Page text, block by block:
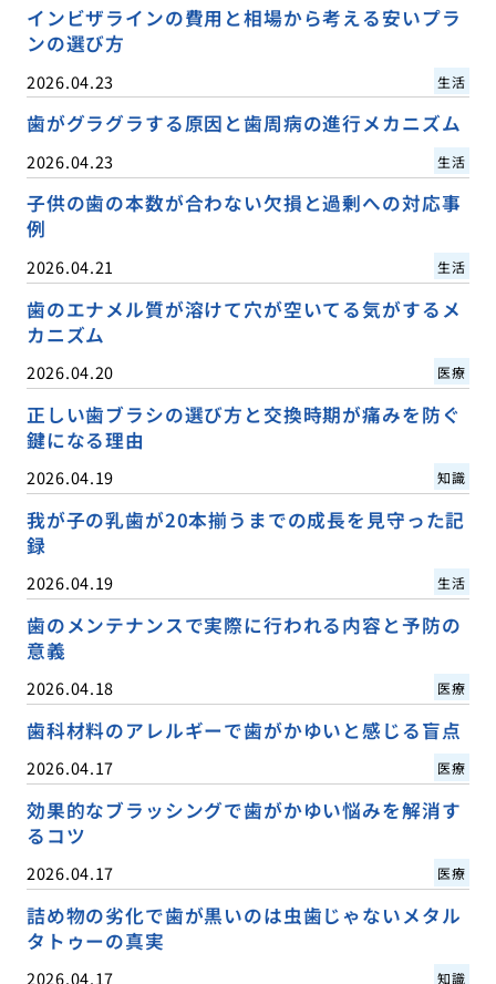
インビザラインの費用と相場から考える安いプラ
ンの選び方
2026.04.23 生活
歯がグラグラする原因と歯周病の進行メカニズム
2026.04.23 生活
子供の歯の本数が合わない欠損と過剰への対応事
例
2026.04.21 生活
歯のエナメル質が溶けて穴が空いてる気がするメ
カニズム
2026.04.20 医療
正しい歯ブラシの選び方と交換時期が痛みを防ぐ
鍵になる理由
2026.04.19 知識
我が子の乳歯が20本揃うまでの成長を見守った記
録
2026.04.19 生活
歯のメンテナンスで実際に行われる内容と予防の
意義
2026.04.18 医療
歯科材料のアレルギーで歯がかゆいと感じる盲点
2026.04.17 医療
効果的なブラッシングで歯がかゆい悩みを解消す
るコツ
2026.04.17 医療
詰め物の劣化で歯が黒いのは虫歯じゃないメタル
タトゥーの真実
2026.04.17 知識